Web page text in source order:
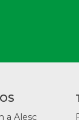
a Alesc